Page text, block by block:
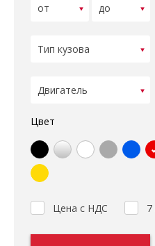
Цвет
Цена с НДС 7